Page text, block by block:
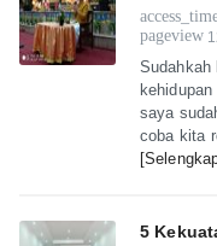
pageview
Sudahkah
saya
coba kita
5